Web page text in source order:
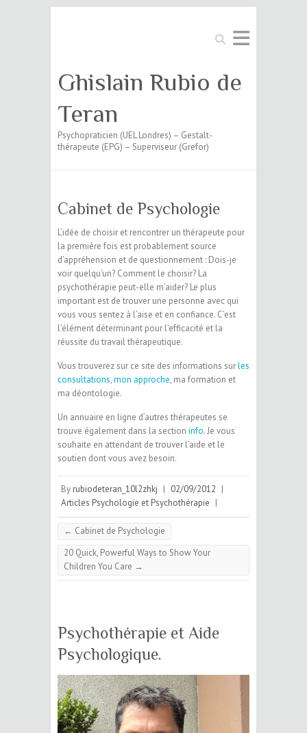
Search
Ghislain Rubio de
Teran
Psychopraticien (UEL Londres) – Gestalt-
thérapeute (EPG) – Superviseur (Grefor)
Cabinet de Psychologie
L’idée de choisir et rencontrer un thérapeute pour
la première fois est probablement source
d’appréhension et de questionnement : Dois-je
voir quelqu’un? Comment le choisir? La
psychothérapie peut-elle m’aider? Le plus
important est de trouver une personne avec qui
vous vous sentez à l’aise et en confiance. C’est
l’élément déterminant pour l’efficacité et la
réussite du travail thérapeutique.
Vous trouverez sur ce site des informations surles
consultations,mon approche, ma formation et
ma déontologie.
Un annuaire en ligne d’autres thérapeutes se
trouve également dans la section info. Je vous
souhaite en attendant de trouver l’aide et le
soutien dont vous avez besoin.
By rubiodeteran_10l2zhkj | 02/09/2012 |
Articles Psychologie et Psychothérapie |
← Cabinet de Psychologie
20 Quick, Powerful Ways to Show Your
Children You Care →
Psychothérapie et Aide
Psychologique.